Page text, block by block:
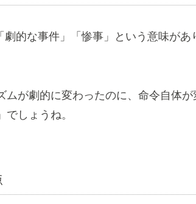
劇的な事件」「惨事」という意味が
ムが劇的に変わったのに、命令自体
でしょうね。